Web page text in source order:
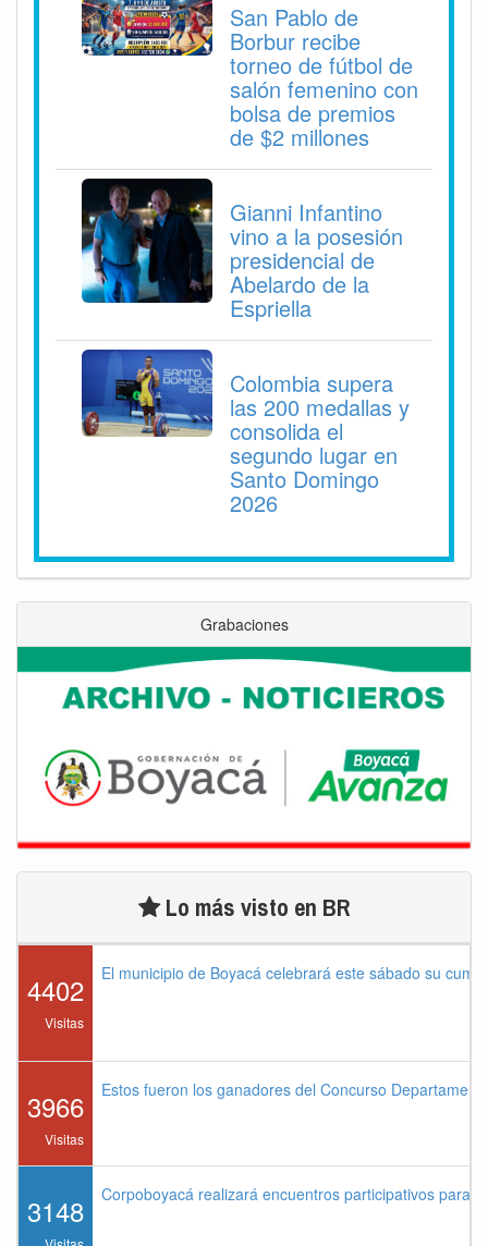
San Pablo de
Borbur recibe
torneo de fútbol de
salón femenino con
bolsa de premios
de $2 millones
Gianni Infantino
vino a la posesión
presidencial de
Abelardo de la
Espriella
Colombia supera
las 200 medallas y
consolida el
segundo lugar en
Santo Domingo
2026
Grabaciones
Lo más visto en BR
4402
Visitas
El municipio de Boyacá celebrará este sábado su
3966
Visitas
Estos fueron los ganadores del Concurso
3148 Corpoboyacá realizará encuentros participativos para